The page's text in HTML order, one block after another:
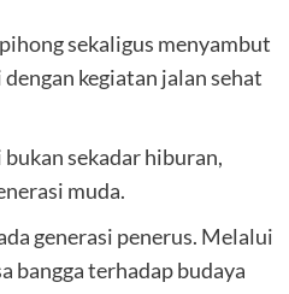
sekaligus menyambut
kegiatan jalan sehat
sekadar hiburan,
muda.
generasi penerus. Melalui
bangga terhadap budaya